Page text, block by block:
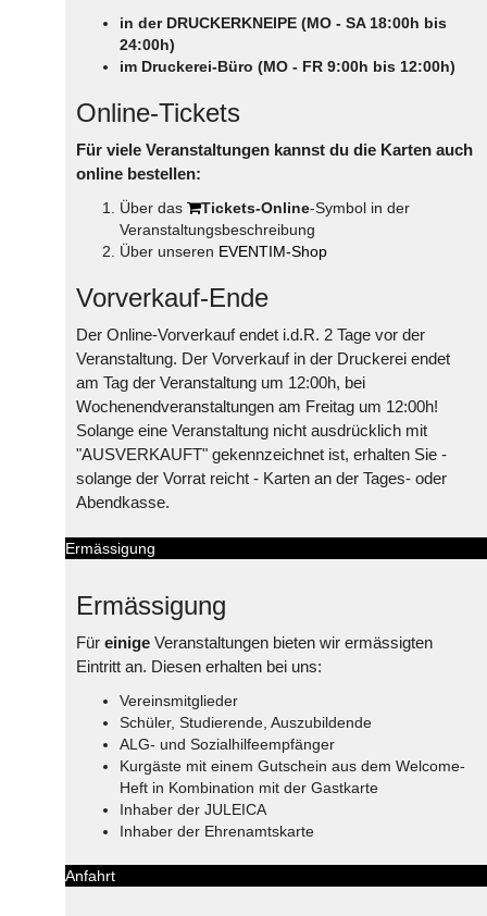
in der DRUCKERKNEIPE (MO - SA 18:00h bis
24:00h)
im Druckerei-Büro (MO - FR 9:00h bis 12:00h)
Online-Tickets
Für viele Veranstaltungen kannst du die Karten auch
online bestellen:
Über das Tickets-Online-Symbol in der
Veranstaltungsbeschreibung
Über unseren EVENTIM-Shop
Vorverkauf-Ende
Der Online-Vorverkauf endet i.d.R. 2 Tage vor der
Veranstaltung. Der Vorverkauf in der Druckerei endet
am Tag der Veranstaltung um 12:00h, bei
Wochenendveranstaltungen am Freitag um 12:00h!
Solange eine Veranstaltung nicht ausdrücklich mit
"AUSVERKAUFT" gekennzeichnet ist, erhalten Sie -
solange der Vorrat reicht - Karten an der Tages- oder
Abendkasse.
Ermässigung
Ermässigung
Für einige Veranstaltungen bieten wir ermässigten
Eintritt an. Diesen erhalten bei uns:
Vereinsmitglieder
Schüler, Studierende, Auszubildende
ALG- und Sozialhilfeempfänger
Kurgäste mit einem Gutschein aus dem Welcome-
Heft in Kombination mit der Gastkarte
Inhaber der JULEICA
Inhaber der Ehrenamtskarte
Anfahrt